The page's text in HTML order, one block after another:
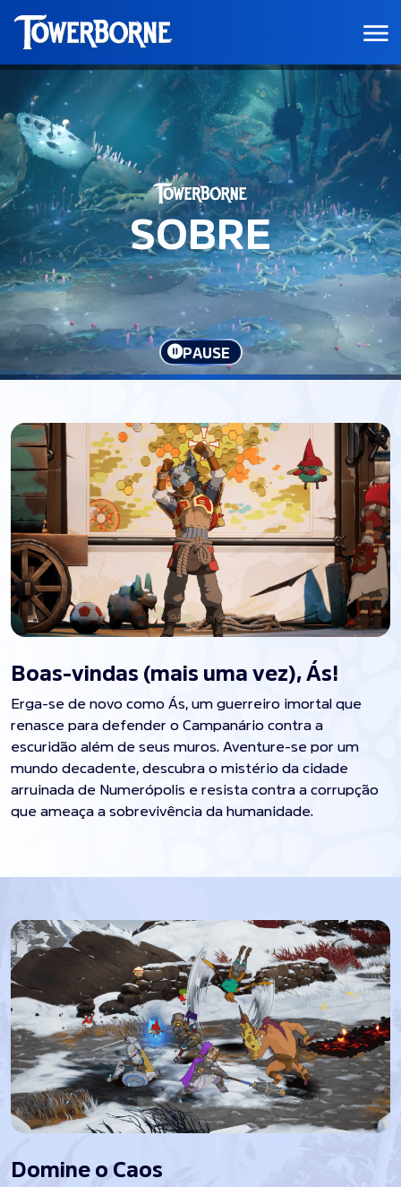
SOBRE
PAUSE
Boas-vindas (mais uma vez), Ás!
Erga-se de novo como Ás, um guerreiro imortal que
renasce para defender o Campanário contra a
escuridão além de seus muros. Aventure-se por um
mundo decadente, descubra o mistério da cidade
arruinada de Numerópolis e resista contra a corrupção
que ameaça a sobrevivência da humanidade.
Domine o Caos